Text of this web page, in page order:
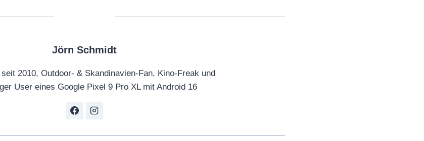
Jörn Schmidt
2010, Outdoor- & Skandinavien-Fan, Kino-Freak und
User eines Google Pixel 9 Pro XL mit Android 16